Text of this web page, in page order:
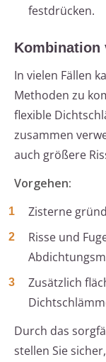
festdrücken.
Kombination
In vielen Fällen
Methoden zu
flexible
zusammen
auch größere
Vorgehen:
Zisterne
Risse und
Zusätzlich
Durch das
stellen Sie